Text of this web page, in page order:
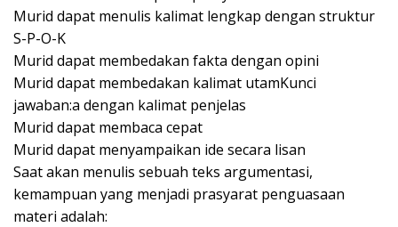
Murid dapat menulis kalimat lengkap dengan struktur
S-P-O-K
Murid dapat membedakan fakta dengan opini
Murid dapat membedakan kalimat utamKunci
jawaban:a dengan kalimat penjelas
Murid dapat membaca cepat
Murid dapat menyampaikan ide secara lisan
Saat akan menulis sebuah teks argumentasi,
kemampuan yang menjadi prasyarat penguasaan
materi adalah: